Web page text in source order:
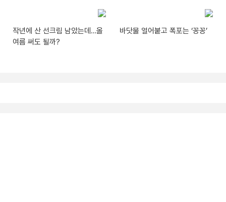
작년에 산 선크림 남았는데…올
여름 써도 될까?
바닷물 얼어붙고 폭포는 ‘꽁꽁’